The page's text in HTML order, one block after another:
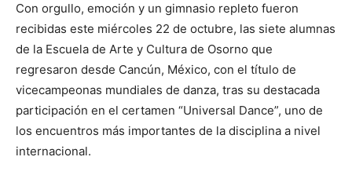
Con orgullo, emoción y un gimnasio repleto fueron
recibidas este miércoles 22 de octubre, las siete alumnas
de la Escuela de Arte y Cultura de Osorno que
regresaron desde Cancún, México, con el título de
vicecampeonas mundiales de danza, tras su destacada
participación en el certamen “Universal Dance”, uno de
los encuentros más importantes de la disciplina a nivel
internacional.